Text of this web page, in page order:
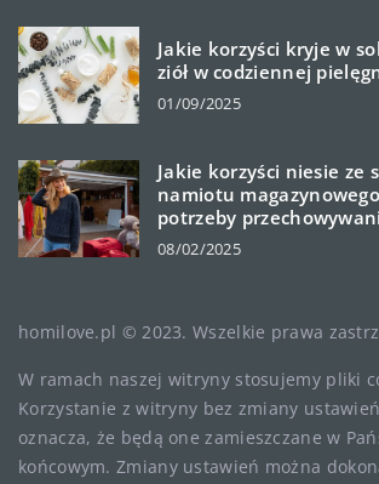
Jakie korzyści kryje w
ziół w codziennej
01/09/2025
Jakie korzyści niesie ze
namiotu
potrzeby
08/02/2025
homilove.pl © 2023. Wszelkie prawa
W ramach naszej witryny stosujemy pliki
Korzystanie z witryny bez zmiany
oznacza, że będą one zamieszczane w
końcowym. Zmiany ustawień można